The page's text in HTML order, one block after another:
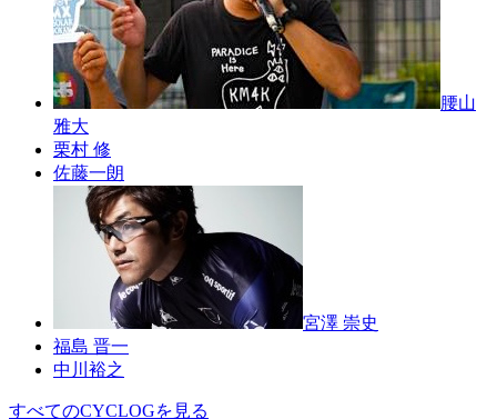
腰山
雅大
栗村 修
佐藤一朗
宮澤 崇史
福島 晋一
中川裕之
すべてのCYCLOGを見る